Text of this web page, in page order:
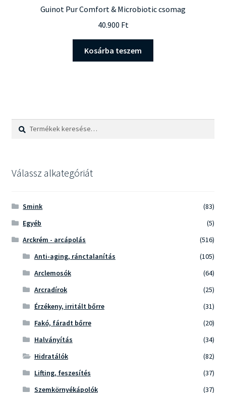
Guinot Pur Comfort & Microbiotic csomag
40.900 Ft
Kosárba teszem
Keresés
Keresés
Válassz alkategóriát
Smink
(83)
Egyéb
(5)
Arckrém - arcápolás
(516)
Anti-aging, ránctalanítás
(105)
Arclemosók
(64)
Arcradírok
(25)
Érzékeny, irritált bőrre
(31)
Fakó, fáradt bőrre
(20)
Halványítás
(34)
Hidratálók
(82)
Lifting, feszesítés
(37)
Szemkörnyékápolók
(37)